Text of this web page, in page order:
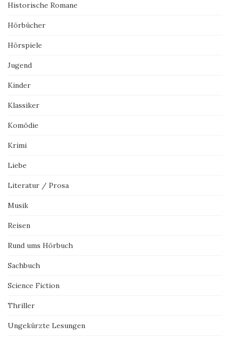
Historische Romane
Hörbücher
Hörspiele
Jugend
Kinder
Klassiker
Komödie
Krimi
Liebe
Literatur / Prosa
Musik
Reisen
Rund ums Hörbuch
Sachbuch
Science Fiction
Thriller
Ungekürzte Lesungen